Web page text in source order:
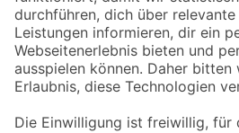
Entdecke Fressnapf
Tierversicherung
GPS-Tracker
Fressnapf Salon
Online-Shop